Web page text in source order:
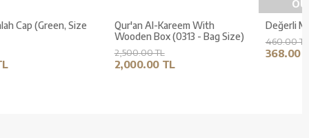
Medium Size Thermo Leather
Kuran (Grey, Gilded, Stamped)
Fabric Salah Cap (Green, Size
1)
60.00 TL